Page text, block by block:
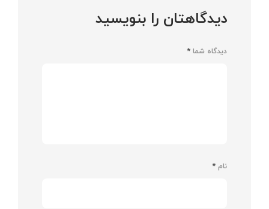
دیدگاهتان را بنویسید
دیدگاه شما *
نام *